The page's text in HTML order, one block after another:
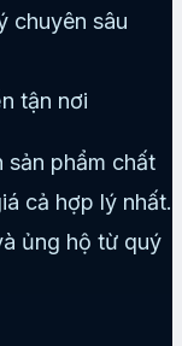
chuyên sâu
tận nơi
sản phẩm chất
cả hợp lý nhất.
ủng hộ từ quý